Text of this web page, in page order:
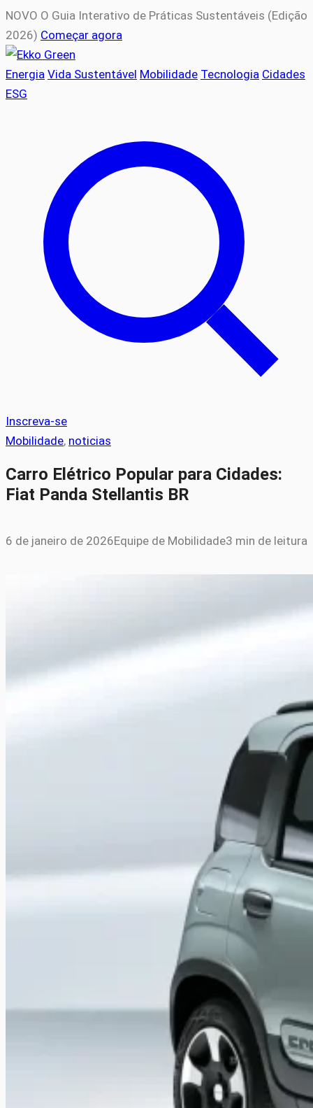
NOVO O Guia Interativo de Práticas Sustentáveis (Edição
2026) Começar agora
Energia Vida Sustentável Mobilidade Tecnologia Cidades
ESG
Inscreva-se
Mobilidade, noticias
Carro Elétrico Popular para Cidades:
Fiat Panda Stellantis BR
6 de janeiro de 2026Equipe de Mobilidade3 min de leitura